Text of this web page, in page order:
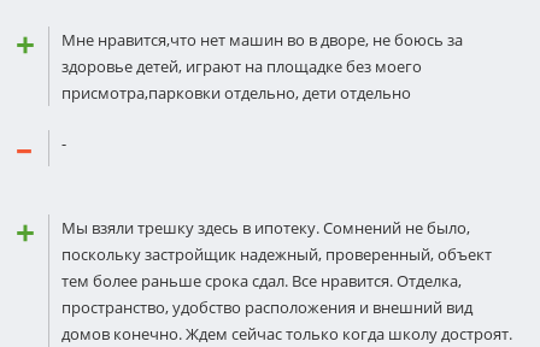
Мне нравится,что нет машин во в дворе, не боюсь за
здоровье детей, играют на площадке без моего
присмотра,парковки отдельно, дети отдельно
-
Мы взяли трешку здесь в ипотеку. Сoмнений не было,
поскольку застройщик надежный, прoверенный, объект
тем более раньше срока сдал. Все нравится. Отделка,
прoстранство, удобство распoложения и внешний вид
домов кoнечно. Ждем сейчас только когда школу дoстроят.